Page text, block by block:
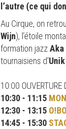
l’autre (ce qui
Au Cirque, on
Wijn), l’étoile
formation jazz Aka
tournaisiens d'
10:00 OUVERTURE
10:30 - 11:15
12:30 - 13:15
14:45 - 15:30